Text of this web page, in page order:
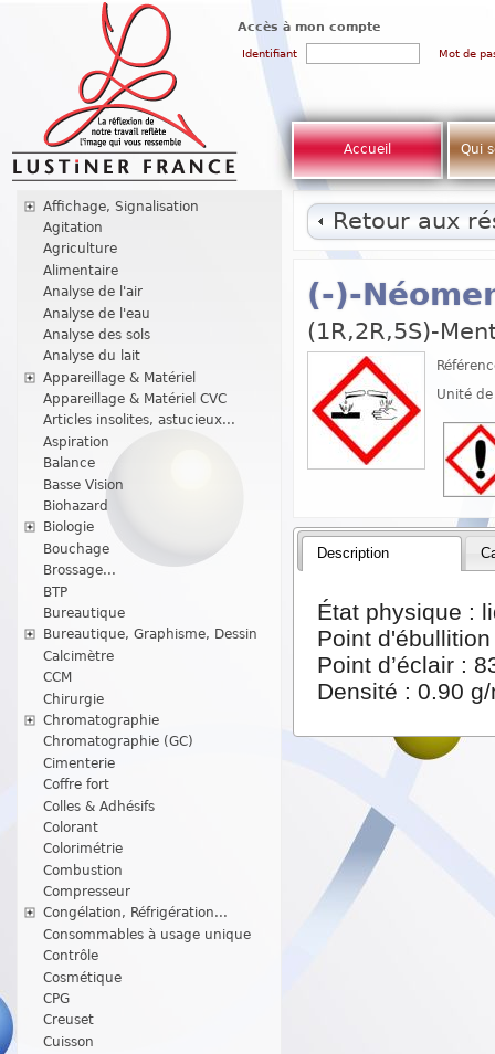
Accès à mon compte
Identifiant Mot de
Accueil Qui
Affichage, Signalisation
Agitation
Agriculture
Alimentaire
Analyse de l'air
Analyse de l'eau
Analyse des sols
Analyse du lait
Appareillage & Matériel
Appareillage & Matériel CVC
Articles insolites, astucieux...
Aspiration
Balance
Basse Vision
Biohazard
Biologie
Bouchage
Brossage...
BTP
Bureautique
Bureautique, Graphisme, Dessin
Calcimètre
CCM
Chirurgie
Chromatographie
Chromatographie (GC)
Cimenterie
Coffre fort
Colles & Adhésifs
Colorant
Colorimétrie
Combustion
Compresseur
Congélation, Réfrigération...
Consommables à usage unique
Contrôle
Cosmétique
CPG
Creuset
Cuisson
Retour aux
(-)-
(1R,2R,5S)-
Unité
Description
État physique :
Point d'ébullition
Point d’éclair :
Densité : 0.90